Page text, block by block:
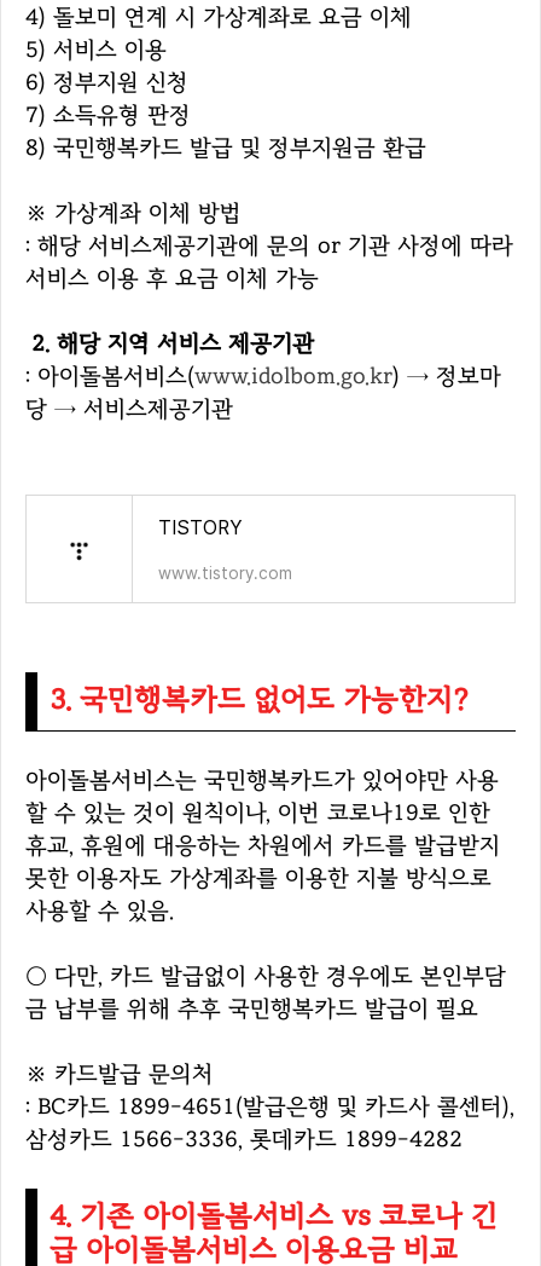
4) 돌보미 연계 시 가상계좌로 요금 이체
5) 서비스 이용
6) 정부지원 신청
7) 소득유형 판정
8) 국민행복카드 발급 및 정부지원금 환급
※ 가상계좌 이체 방법
: 해당 서비스제공기관에 문의 or 기관 사정에 따라
서비스 이용 후 요금 이체 가능
2. 해당 지역 서비스 제공기관
: 아이돌봄서비스(www.idolbom.go.kr) → 정보마
당 → 서비스제공기관
TISTORY
www.tistory.com
3. 국민행복카드 없어도 가능한지?
아이돌봄서비스는 국민행복카드가 있어야만 사용
할 수 있는 것이 원칙이나, 이번 코로나19로 인한
휴교, 휴원에 대응하는 차원에서 카드를 발급받지
못한 이용자도 가상계좌를 이용한 지불 방식으로
사용할 수 있음.
○ 다만, 카드 발급없이 사용한 경우에도 본인부담
금 납부를 위해 추후 국민행복카드 발급이 필요
※ 카드발급 문의처
: BC카드 1899-4651(발급은행 및 카드사 콜센터),
삼성카드 1566-3336, 롯데카드 1899-4282
4. 기존 아이돌봄서비스 vs 코로나 긴
급 아이돌봄서비스 이용요금 비교